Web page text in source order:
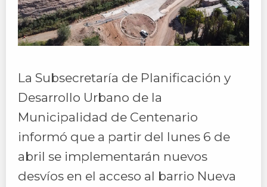
La Subsecretaría de Planificación y
Desarrollo Urbano de la
Municipalidad de Centenario
informó que a partir del lunes 6 de
abril se implementarán nuevos
desvíos en el acceso al barrio Nueva